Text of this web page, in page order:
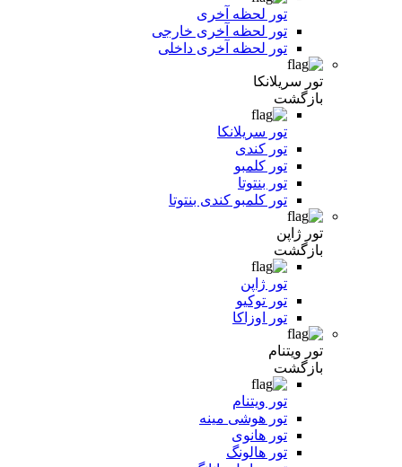
تور لحظه آخری
تور لحظه آخری خارجی
تور لحظه آخری داخلی
تور سریلانکا
بازگشت
تور سریلانکا
تور کندی
تور کلمبو
تور بنتوتا
تور کلمبو کندی بنتوتا
تور ژاپن
بازگشت
تور ژاپن
تور توکیو
تور اوزاکا
تور ویتنام
بازگشت
تور ویتنام
تور هوشی مینه
تور هانوی
تور هالونگ